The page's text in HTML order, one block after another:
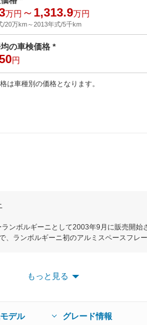
万円 ～ 1,313.9万円
/20万km～2013年式/5千km
の車検価格 *
円
は車種別の価格となります。
ンボルギーニとして2003年9月に販売開
ランボルギーニ初のアルミスペースフレ
３タイプ。新車価格は2303万円から。
もっと見る
デル グレード情報